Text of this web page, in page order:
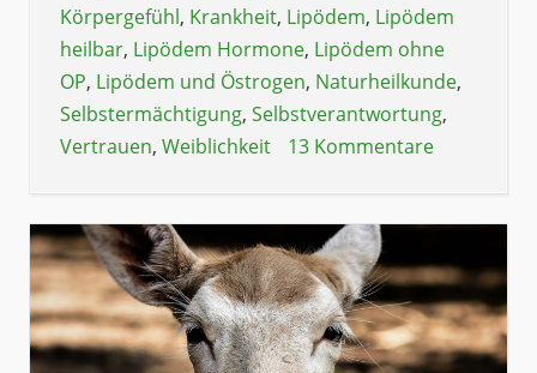
Körpergefühl, Krankheit, Lipödem, Lipödem
heilbar, Lipödem Hormone, Lipödem ohne
OP, Lipödem und Östrogen, Naturheilkunde,
Selbstermächtigung, Selbstverantwortung,
Vertrauen, Weiblichkeit 13 Kommentare